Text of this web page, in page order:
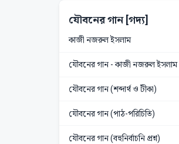
যৌবনের গান [গদ্য]
কাজী নজরুল ইসলাম
যৌবনের গান - কাজী নজরুল ইসলাম
যৌবনের গান (শব্দার্থ ও টীকা)
যৌবনের গান (পাঠ-পরিচিতি)
যৌবনের গান (বহুনির্বাচনি প্রশ্ন)